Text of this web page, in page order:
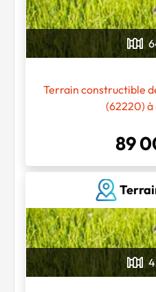
Terrain constructible
(62220)
89